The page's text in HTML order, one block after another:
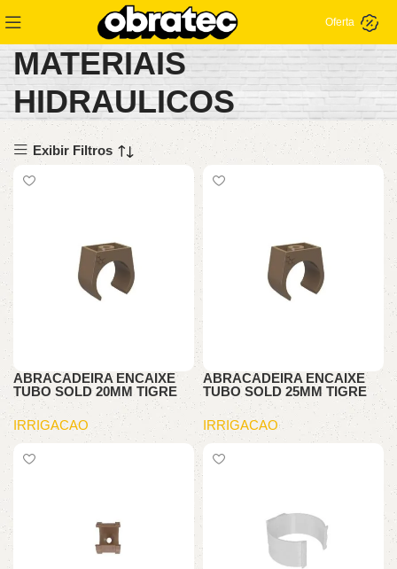
Oferta
MATERIAIS
HIDRAULICOS
Exibir Filtros
ABRACADEIRA ENCAIXE
TUBO SOLD 20MM TIGRE
IRRIGACAO
ABRACADEIRA ENCAIXE
TUBO SOLD 25MM TIGRE
IRRIGACAO